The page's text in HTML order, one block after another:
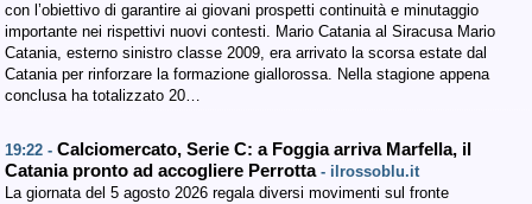
con l’obiettivo di garantire ai giovani prospetti continuità e minutaggio
importante nei rispettivi nuovi contesti. Mario Catania al Siracusa Mario
Catania, esterno sinistro classe 2009, era arrivato la scorsa estate dal
Catania per rinforzare la formazione giallorossa. Nella stagione appena
conclusa ha totalizzato 20…
19:22 - Calciomercato, Serie C: a Foggia arriva Marfella, il
Catania pronto ad accogliere Perrotta - ilrossoblu.it
La giornata del 5 agosto 2026 regala diversi movimenti sul fronte